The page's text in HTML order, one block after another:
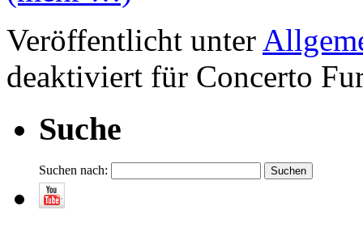
Veröffentlicht unter
deaktiviert für Concerto
Suche
Suchen nach: